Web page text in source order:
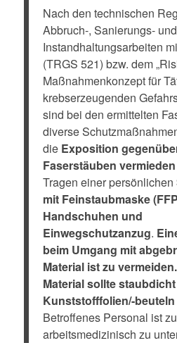
Nach den technischen
Abbruch-, Sanierungs- und
Instandhaltungsarbeiten
(TRGS 521) bzw. dem
Maßnahmenkonzept für
krebserzeugenden
sind bei den ermittelten
diverse
die Exposition
Faserstäuben vermieden
Tragen einer persönlichen
mit Feinstaubmaske
Handschuhen und
Einwegschutzanzug.
beim Umgang mit
Material ist zu
Material sollte
Kunststofffolien/-
Betroffenes Personal ist
arbeitsmedizinisch zu